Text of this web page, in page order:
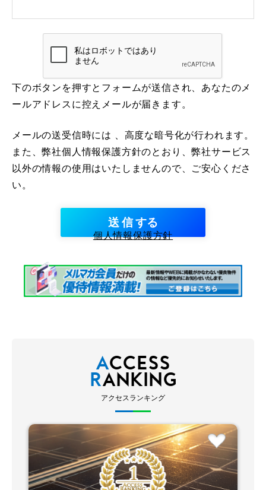
下のボタンを押すとフォームが送信され、あなたのメ
ールアドレスに控えメールが届きます。
メールの送受信時には 、高度な暗号化が行われます。
また、弊社個人情報保護方針のとおり、弊社サービス
以外の情報の使用はいたしませんので、ご安心くださ
い。
個人情報保護方針
ACCESS
RANKING
アクセスランキング